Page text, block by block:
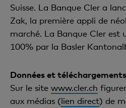
Suisse. La Banque Cler a
Zak, la première appli de
marché. La Banque Cler est
100% par la Basler
Données et
Sur le site www.cler.ch
aux médias (lien direct) de